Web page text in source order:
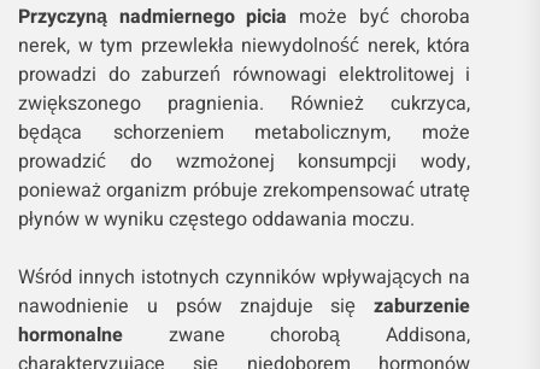
Przyczyną nadmiernego picia może być choroba
nerek, w tym przewlekła niewydolność nerek, która
prowadzi do zaburzeń równowagi elektrolitowej i
zwiększonego pragnienia. Również cukrzyca,
będąca schorzeniem metabolicznym, może
prowadzić do wzmożonej konsumpcji wody,
ponieważ organizm próbuje zrekompensować utratę
płynów w wyniku częstego oddawania moczu.
Wśród innych istotnych czynników wpływających na
nawodnienie u psów znajduje sięzaburzenie
hormonalne zwane chorobą Addisona,